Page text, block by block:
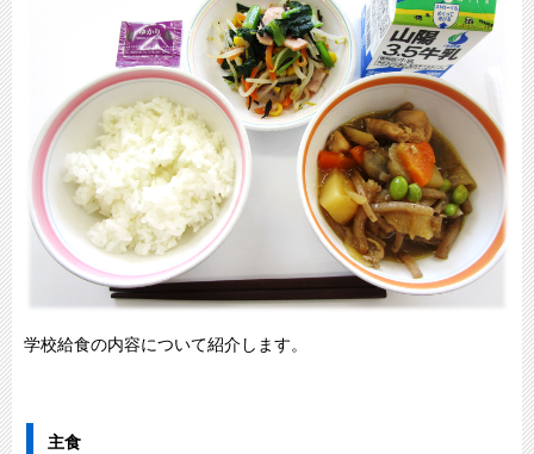
学校給食の内容について紹介します。
主食